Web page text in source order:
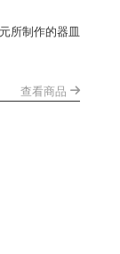
所制作的器皿
查看商品